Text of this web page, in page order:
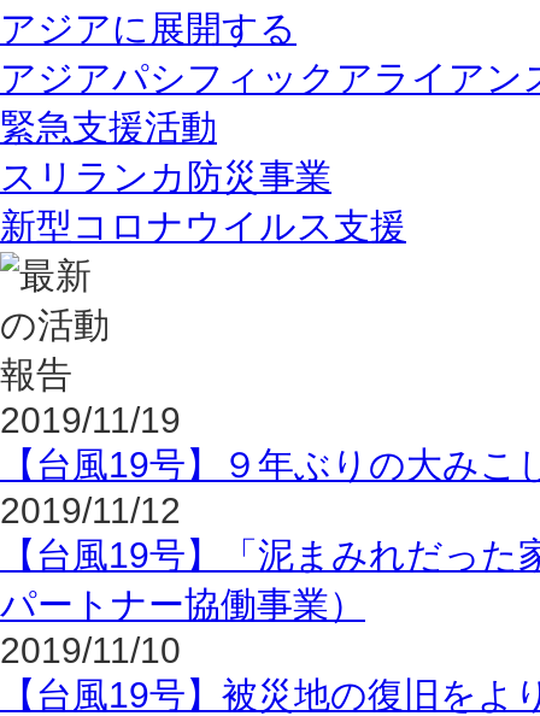
アジアに展開する
アジアパシフィックアライアン
緊急支援活動
スリランカ防災事業
新型コロナウイルス支援
2019/11/19
【台風19号】９年ぶりの大み
2019/11/12
【台風19号】「泥まみれだっ
パートナー協働事業）
2019/11/10
【台風19号】被災地の復旧を